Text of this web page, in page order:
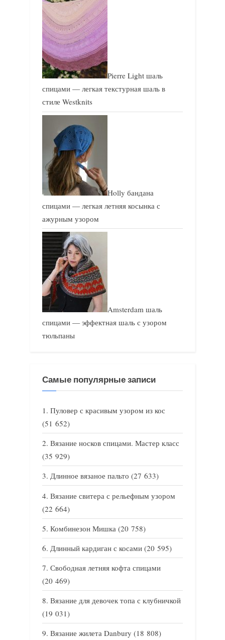
Pierre Light шаль
спицами — легкая текстурная шаль в
стиле Westknits
Holly бандана
спицами — легкая летняя косынка с
ажурным узором
Amsterdam шаль
спицами — эффектная шаль с узором
тюльпаны
Самые популярные записи
Пуловер с красивым узором из кос
(51 652)
Вязание носков спицами. Мастер класс
(35 929)
Длинное вязаное пальто (27 633)
Вязание свитера с рельефным узором
(22 664)
Комбинезон Мишка (20 758)
Длинный кардиган с косами (20 595)
Свободная летняя кофта спицами
(20 469)
Вязание для девочек топа с клубничкой
(19 031)
Вязание жилета Danbury (18 808)